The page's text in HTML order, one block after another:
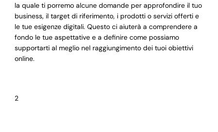
la quale ti porremo alcune domande per approfondire il tuo
business, il target di riferimento, i prodotti o servizi offerti e
le tue esigenze digitali. Questo ci aiuterà a comprendere a
fondo le tue aspettative e a definire come possiamo
supportarti al meglio nel raggiungimento dei tuoi obiettivi
online.
2